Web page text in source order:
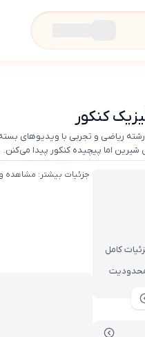
کنکور
رشته ریاضی و تجربی با ویدیوهای
اما پیچیده کنکور پیدا می‌کنن.
کامل
محدودیت
جزئیات بیشتر: مشاهده